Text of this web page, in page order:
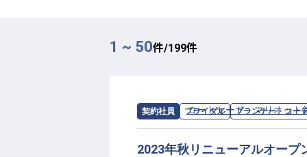
1 ~ 50件/199件
契約社員 ブライダル プランナー・コー
求人情報： コートヤード・マリオット
2023年秋リニューアルオープ